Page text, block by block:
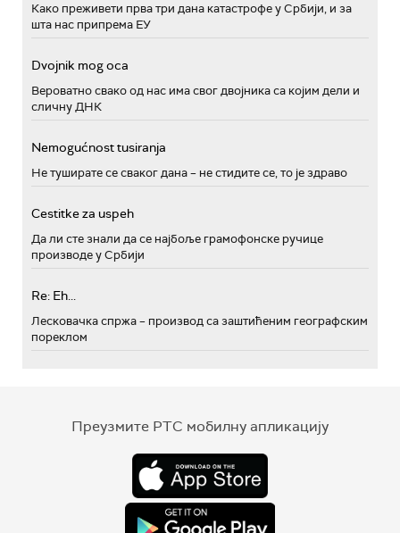
Како преживети прва три дана катастрофе у Србији, и за
шта нас припрема ЕУ
Dvojnik mog oca
Вероватно свако од нас има свог двојника са којим дели и
сличну ДНК
Nemogućnost tusiranja
Не туширате се сваког дана – не стидите се, то је здраво
Cestitke za uspeh
Да ли сте знали да се најбоље грамофонске ручице
производе у Србији
Re: Eh...
Лесковачка спржа – производ са заштићеним географским
пореклом
Преузмите РТС мобилну апликацију